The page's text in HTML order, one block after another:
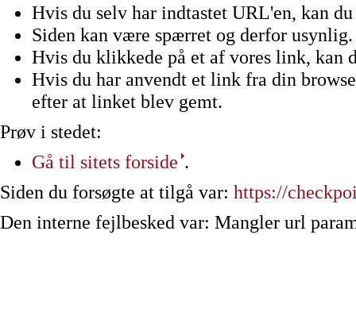
Hvis du selv har indtastet URL'en, kan
Siden kan være spærret og derfor usynlig.
Hvis du klikkede på et af vores link, kan
Hvis du har anvendt et link fra din
efter at linket blev gemt.
Prøv i stedet:
Gå til sitets forside .
Siden du forsøgte at tilgå var: https://
Den interne fejlbesked var: Mangler url